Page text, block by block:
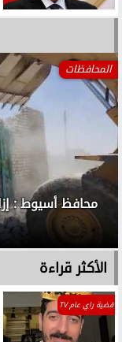
المحافظات
الأكثر قراءة
قضية راي عام TV